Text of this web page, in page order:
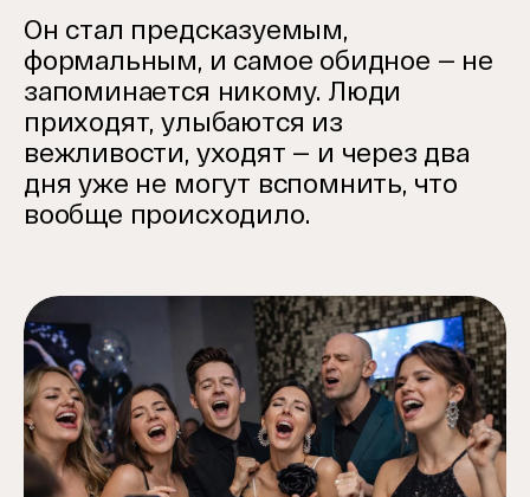
Он стал предсказуемым,
формальным, и самое обидное — не
запоминается никому. Люди
приходят, улыбаются из
вежливости, уходят — и через два
дня уже не могут вспомнить, что
вообще происходило.